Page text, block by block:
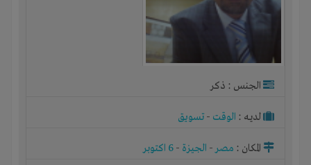
الجنس : ذكر
لديـه : الوقت - تسويق
المكان : مصر- الجيزة - 6 اكتوبر